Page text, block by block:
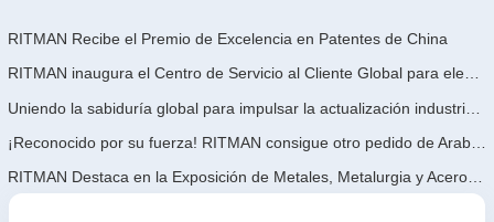
RITMAN Recibe el Premio de Excelencia en Patentes de China
RITMAN inaugura el Centro de Servicio al Cliente Global para elevar el soporte de ciclo de vida completo para clientes en todo el mundo
RITMAN Destaca en la Exposición de Metales, Metalurgia y Acero de Vietnam 2026